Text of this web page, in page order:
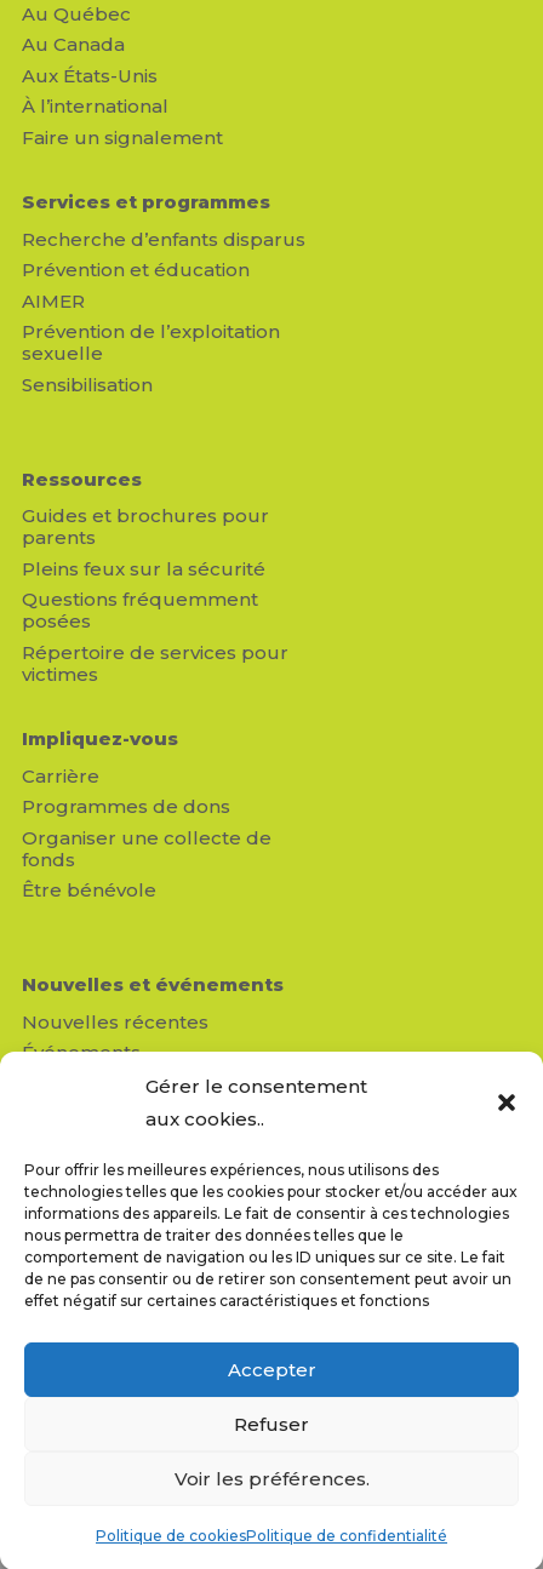
Gérer le consentement
aux cookies..
Pour offrir les meilleures expériences, nous utilisons des
technologies telles que les cookies pour stocker et/ou accéder aux
informations des appareils. Le fait de consentir à ces technologies
nous permettra de traiter des données telles que le
comportement de navigation ou les ID uniques sur ce site. Le fait
de ne pas consentir ou de retirer son consentement peut avoir un
effet négatif sur certaines caractéristiques et fonctions
Accepter
Refuser
Voir les préférences.
Politique de cookiesPolitique de confidentialité
Au Québec
Au Canada
Aux États-Unis
À l’international
Faire un signalement
Services et programmes
Recherche d’enfants disparus
Prévention et éducation
AIMER
Prévention de l’exploitation
sexuelle
Sensibilisation
Ressources
Guides et brochures pour
parents
Pleins feux sur la sécurité
Questions fréquemment
posées
Répertoire de services pour
victimes
Impliquez-vous
Carrière
Programmes de dons
Organiser une collecte de
fonds
Être bénévole
Nouvelles et événements
Nouvelles récentes
Événements
Revue de presse
Contactez-nous
Réseau Enfants-Retour
950, av. Beaumont, bureau 103
Montréal (QC) H3N 1V5
info@reseauenfantsretour.ong
F : 514-843-8211
de confidentialite• Site conçu parPhil